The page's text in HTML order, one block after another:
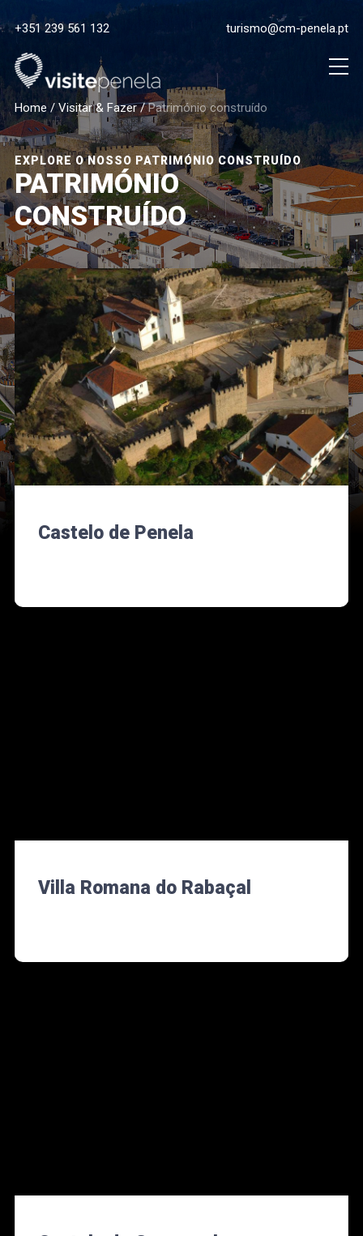
+351 239 561 132 turismo@cm-penela.pt
Home / Visitar & Fazer / Património construído
EXPLORE O NOSSO PATRIMÓNIO CONSTRUÍDO
PATRIMÓNIO
CONSTRUÍDO
Castelo de Penela
Villa Romana do Rabaçal